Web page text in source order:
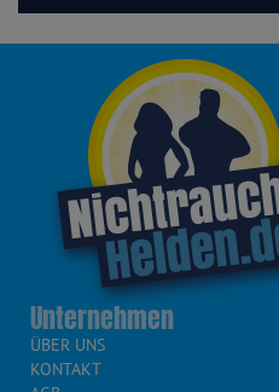
Unternehmen
ÜBER UNS
KONTAKT